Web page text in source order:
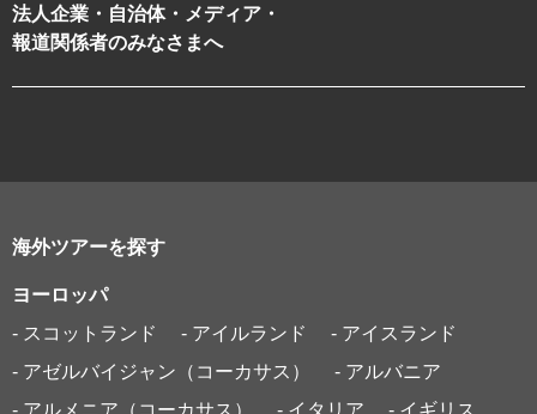
法人企業・自治体・メディア・
報道関係者のみなさまへ
海外ツアーを探す
ヨーロッパ
- スコットランド
- アイルランド
- アイスランド
- アゼルバイジャン（コーカサス）
- アルバニア
- アルメニア（コーカサス）
- イタリア
- イギリス